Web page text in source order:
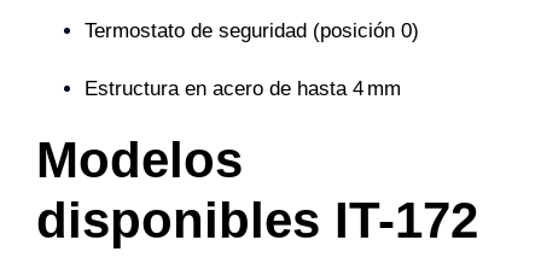
Termostato de seguridad (posición 0)
Estructura en acero de hasta 4 mm
Modelos
disponibles IT-172